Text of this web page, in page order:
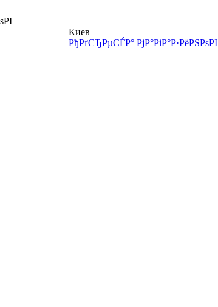
Киев
РђРґСЂРµСЃР° РјР°РіР°Р·РёРЅРѕРІ